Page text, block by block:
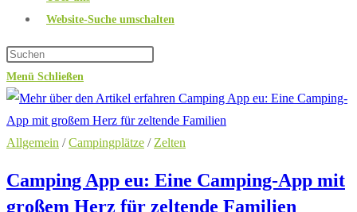
Website-Suche umschalten
Menü Schließen
Allgemein /Campingplätze / Zelten
Camping App eu: Eine Camping-App mit
großem Herz für zeltende Familien